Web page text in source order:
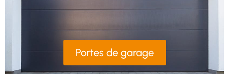
Portes de garage